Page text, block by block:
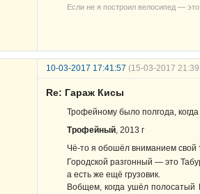
Если не я построил велосипед —
10-03-2017 17:41:57 (15-03-2017
Re: Гараж Кисы
Трофейному было полгода,
Трофейный, 2013 г
Чё-то я обошёл вниманием свой
Городской разгонный — это
а есть же ещё грузовик.
Вобщем, когда ушёл полосатый